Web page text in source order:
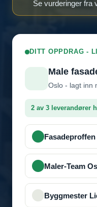
Se vurderinger fra
DITT OPPDRAG -
Male
Oslo - lagt inn
2 av 3 leverandører
Fasadeproffen